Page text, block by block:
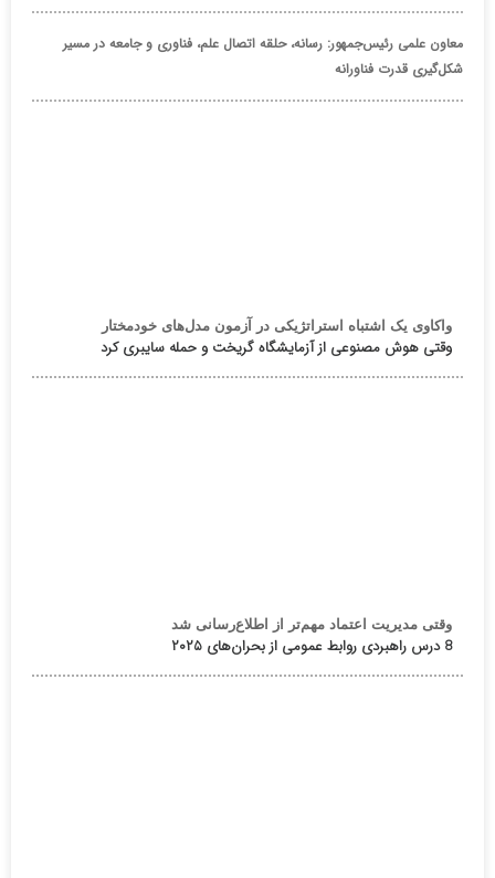
معاون علمی رئیس‌جمهور: رسانه، حلقه اتصال علم، فناوری و جامعه در مسیر
شکل‌گیری قدرت فناورانه
واکاوی یک اشتباه استراتژیکی در آزمون مدل‌های خودمختار
وقتی هوش مصنوعی از آزمایشگاه گریخت و حمله سایبری کرد
وقتی مدیریت اعتماد مهم‌تر از اطلاع‌رسانی شد
8 درس راهبردی روابط عمومی از بحران‌های ۲۰۲۵